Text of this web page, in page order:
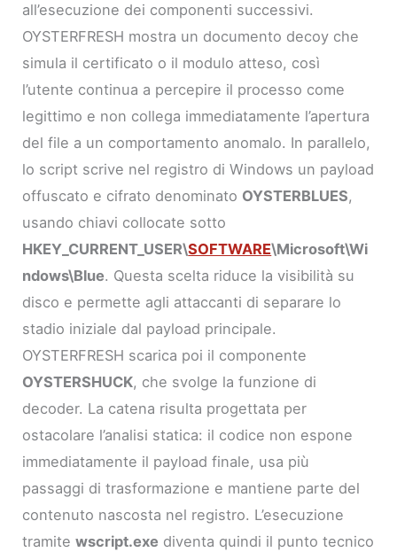
all’esecuzione dei componenti successivi.
OYSTERFRESH mostra un documento decoy che
simula il certificato o il modulo atteso, così
l’utente continua a percepire il processo come
legittimo e non collega immediatamente l’apertura
del file a un comportamento anomalo. In parallelo,
lo script scrive nel registro di Windows un payload
offuscato e cifrato denominato OYSTERBLUES,
usando chiavi collocate sotto
HKEY_CURRENT_USER\SOFTWARE\Microsoft\Wi
ndows\Blue. Questa scelta riduce la visibilità su
disco e permette agli attaccanti di separare lo
stadio iniziale dal payload principale.
OYSTERFRESH scarica poi il componente
OYSTERSHUCK, che svolge la funzione di
decoder. La catena risulta progettata per
ostacolare l’analisi statica: il codice non espone
immediatamente il payload finale, usa più
passaggi di trasformazione e mantiene parte del
contenuto nascosta nel registro. L’esecuzione
tramitewscript.exe diventa quindi il punto tecnico